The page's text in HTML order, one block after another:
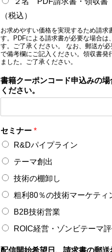
（税込）
お求めやすい価格を実現するため請求
す。PDFによる請求書が必要な場合は
す。ご了承ください。 なお、郵送が
で備考欄にご記入ください。領収書発
ました。ご了承ください。
書籍クーポンコード申込みの
ください。
セミナー *
R&Dパイプライン
テーマ創出
技術の棚卸し
粗利80％の技術マーケティ
B2B技術営業
ROIC経営・ゾンビテーマ
配信開始希望日、請求書の郵